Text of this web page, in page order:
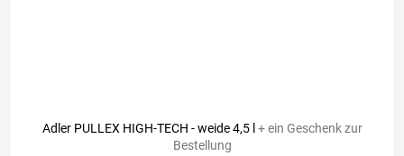
Adler PULLEX HIGH-TECH - weide 4,5 l + ein Geschenk zur
Bestellung